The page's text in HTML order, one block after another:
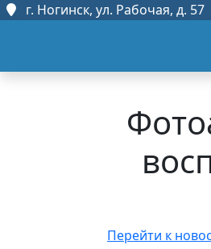
г. Ногинск, ул. Рабочая, д. 57
Перейти к